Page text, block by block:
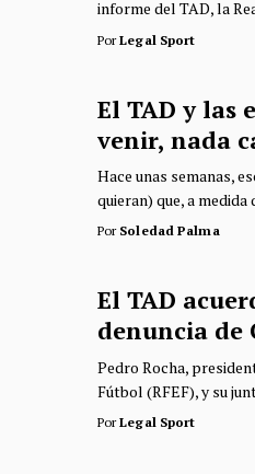
informe del TAD, la
PorLegal Sport
El TAD y las
venir, nada
Hace unas semanas,
quieran) que, a
Por Soledad Palma
El TAD
denuncia de
Pedro Rocha,
Fútbol (RFEF), y su
PorLegal Sport